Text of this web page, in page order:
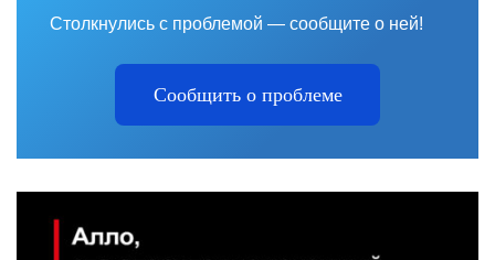
Столкнулись с проблемой — сообщите о ней!
Сообщить о проблеме